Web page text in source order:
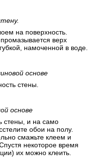
на поверхность.
верх
намоченной в воде.
основе
стены.
основе
стены, и на само
обои на полу.
смажьте клеем и
некоторое время
их можно клеить.